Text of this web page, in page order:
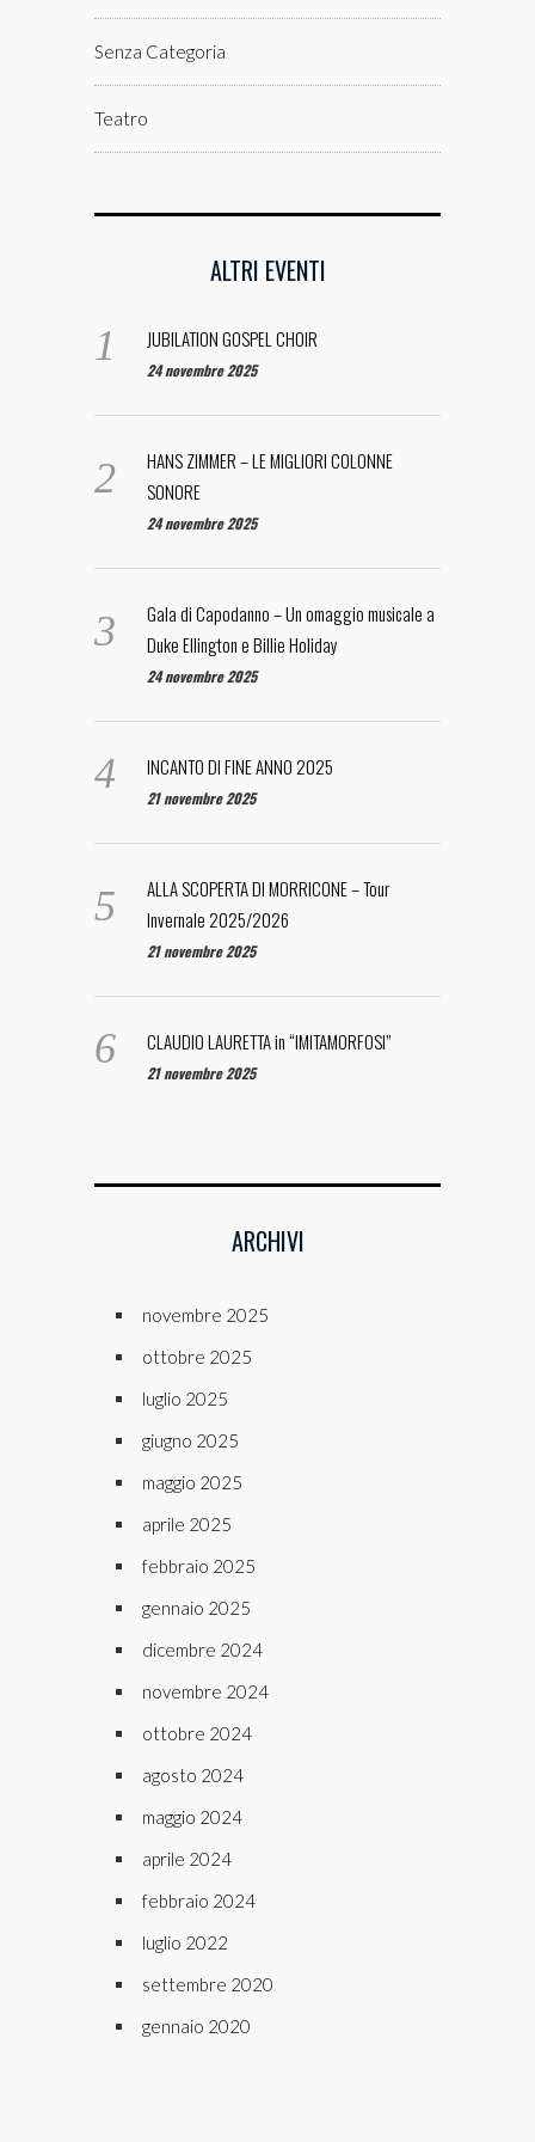
Senza Categoria
Teatro
ALTRI EVENTI
JUBILATION GOSPEL CHOIR
24 novembre 2025
HANS ZIMMER – LE MIGLIORI COLONNE
SONORE
24 novembre 2025
Gala di Capodanno – Un omaggio musicale a
Duke Ellington e Billie Holiday
24 novembre 2025
INCANTO DI FINE ANNO 2025
21 novembre 2025
ALLA SCOPERTA DI MORRICONE – Tour
Invernale 2025/2026
21 novembre 2025
CLAUDIO LAURETTA in “IMITAMORFOSI”
21 novembre 2025
ARCHIVI
novembre 2025
ottobre 2025
luglio 2025
giugno 2025
maggio 2025
aprile 2025
febbraio 2025
gennaio 2025
dicembre 2024
novembre 2024
ottobre 2024
agosto 2024
maggio 2024
aprile 2024
febbraio 2024
luglio 2022
settembre 2020
gennaio 2020